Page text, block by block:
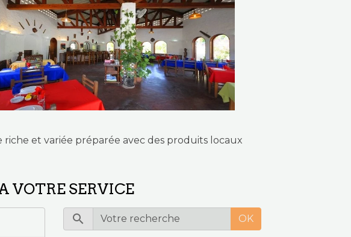
et variée préparée avec des produits locaux
VOTRE SERVICE
OK